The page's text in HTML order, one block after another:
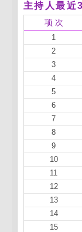
主持人最近
项 次
1
2
3
4
5
6
7
8
9
10
11
12
13
14
15